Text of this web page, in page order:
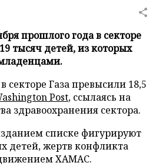
прошлого года в секторе
тысяч детей, из которых
секторе Газа превысили 18,5
Post, ссылаясь на
здравоохранения сектора.
списке фигурируют
детей, жертв конфликта
ХАМАС.